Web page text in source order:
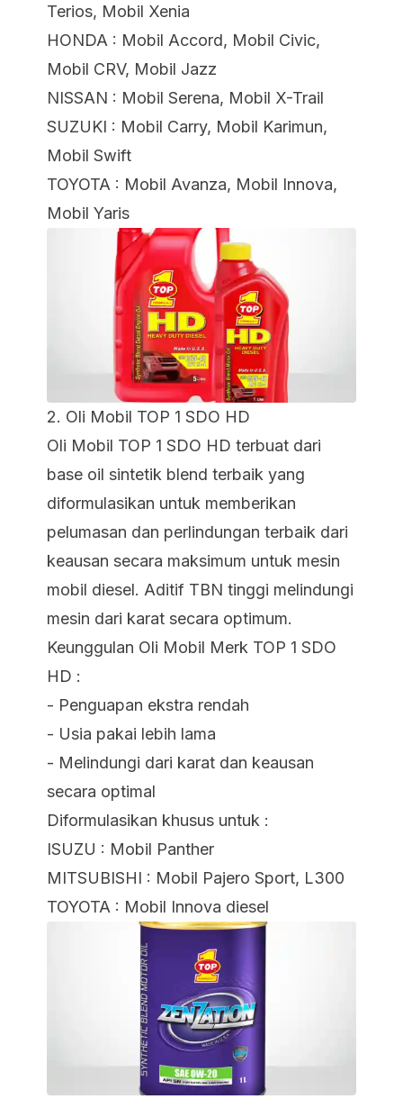
Terios, Mobil Xenia
HONDA : Mobil Accord, Mobil Civic,
Mobil CRV, Mobil Jazz
NISSAN : Mobil Serena, Mobil X-Trail
SUZUKI : Mobil Carry, Mobil Karimun,
Mobil Swift
TOYOTA : Mobil Avanza, Mobil Innova,
Mobil Yaris
2. Oli Mobil TOP 1 SDO HD
Oli Mobil TOP 1 SDO HD terbuat dari
base oil sintetik blend terbaik yang
diformulasikan untuk memberikan
pelumasan dan perlindungan terbaik dari
keausan secara maksimum untuk mesin
mobil diesel. Aditif TBN tinggi melindungi
mesin dari karat secara optimum.
Keunggulan Oli Mobil Merk TOP 1 SDO
HD :
- Penguapan ekstra rendah
- Usia pakai lebih lama
- Melindungi dari karat dan keausan
secara optimal
Diformulasikan khusus untuk :
ISUZU : Mobil Panther
MITSUBISHI : Mobil Pajero Sport, L300
TOYOTA : Mobil Innova diesel